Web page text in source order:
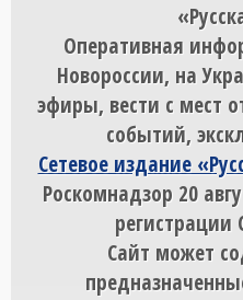
Оперативная
Новороссии, на
эфиры, вести с мест
событий,
Сетевое издание
Роскомнадзор 20
Сайт может